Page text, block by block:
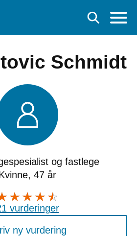
Schmidt
og fastlege
47 år
vurderinger
ny vurdering